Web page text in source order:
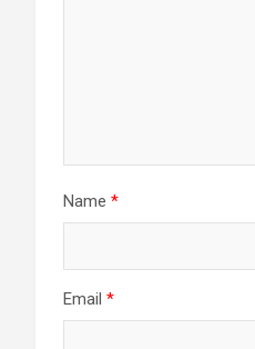
Name *
Email *